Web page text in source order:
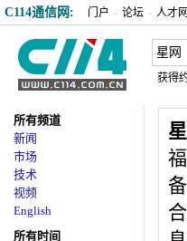
C114通信网: 门户 - 论坛 - 人才网
获得
所有频道
新闻
市场
技术
视频
English
所有时间